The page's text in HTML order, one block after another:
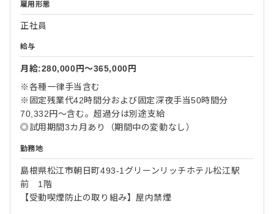
雇用形態
正社員
給与
月給:280,000円〜365,000円
※各種一律手当含む
※固定残業代42時間分および固定深夜手当50時間分
70,332円～含む。超過分は別途支給
◎試用期間3カ月あり（期間中の変動なし）
勤務地
島根県松江市朝日町493-1グリーンリッチホテル松江駅
前 1階
【受動喫煙防止の取り組み】屋内禁煙